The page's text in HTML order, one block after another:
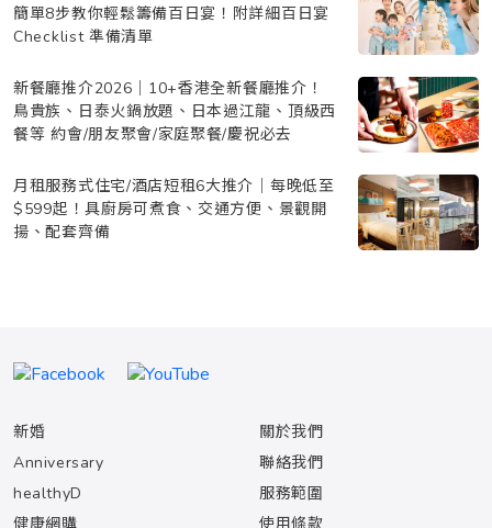
簡單8步教你輕鬆籌備百日宴！附詳細百日宴
Checklist 準備清單
新餐廳推介2026｜10+香港全新餐廳推介！
鳥貴族、日泰火鍋放題、日本過江龍、頂級西
餐等 約會/朋友聚會/家庭聚餐/慶祝必去
月租服務式住宅/酒店短租6大推介｜每晚低至
$599起！具廚房可煮食、交通方便、景觀開
揚、配套齊備
新婚
Anniversary
healthyD
健康網購
關於我們
聯絡我們
服務範圍
使用條款